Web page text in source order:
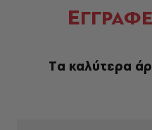
Ε
Tα καλύτερα